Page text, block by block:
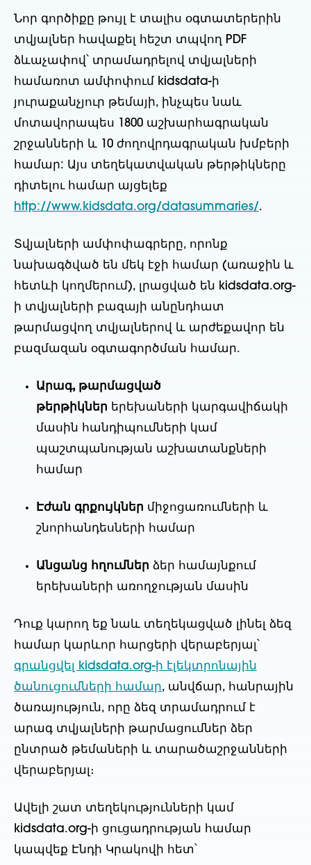
Նոր գործիքը թույլ է տալիս օգտատերերին
տվյալներ հավաքել հեշտ տպվող PDF
ձևաչափով՝ տրամադրելով տվյալների
համառոտ ամփոփում kidsdata-ի
յուրաքանչյուր թեմայի, ինչպես նաև
մոտավորապես 1800 աշխարհագրական
շրջանների և 10 ժողովրդագրական խմբերի
համար: Այս տեղեկատվական թերթիկները
դիտելու համար այցելեք
http://www.kidsdata.org/datasummaries/.
Տվյալների ամփոփագրերը, որոնք
նախագծված են մեկ էջի համար (առաջին և
հետևի կողմերում), լրացված են kidsdata.org-
ի տվյալների բազայի անընդհատ
թարմացվող տվյալներով և արժեքավոր են
բազմազան օգտագործման համար.
Արագ, թարմացված
թերթիկներ երեխաների կարգավիճակի
մասին հանդիպումների կամ
պաշտպանության աշխատանքների
համար
Էժան գրքույկներ միջոցառումների և
շնորհանդեսների համար
Անցանց հղումներ ձեր համայնքում
երեխաների առողջության մասին
Դուք կարող եք նաև տեղեկացված լինել ձեզ
համար կարևոր հարցերի վերաբերյալ՝
գրանցվել kidsdata.org-ի էլեկտրոնային
ծանուցումների համար, անվճար, հանրային
ծառայություն, որը ձեզ տրամադրում է
արագ տվյալների թարմացումներ ձեր
ընտրած թեմաների և տարածաշրջանների
վերաբերյալ։
Ավելի շատ տեղեկությունների կամ
kidsdata.org-ի ցուցադրության համար
կապվեք Էնդի Կրակովի հետ՝